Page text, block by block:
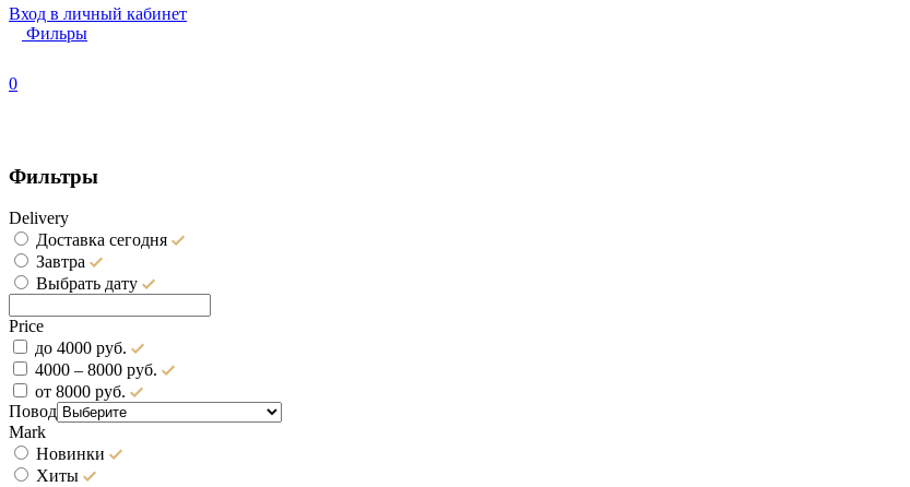
Вход в личный кабинет
Фильры
0
Фильтры
Delivery
Доставка сегодня
Завтра
Выбрать дату
Price
до 4000 руб.
4000 – 8000 руб.
от 8000 руб.
Повод
Mark
Новинки
Хиты